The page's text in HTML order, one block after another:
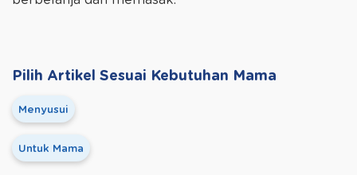
Pilih Artikel Sesuai Kebutuhan Mama
Menyusui
Untuk Mama